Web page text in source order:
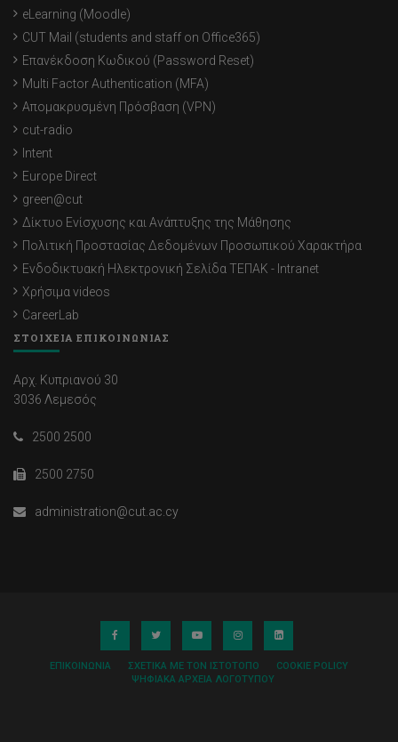
eLearning (Moodle)
CUT Mail (students and staff on Office365)
Επανέκδοση Κωδικού (Password Reset)
Multi Factor Authentication (MFA)
Απομακρυσμένη Πρόσβαση (VPN)
cut-radio
Intent
Europe Direct
green@cut
Δίκτυο Ενίσχυσης και Ανάπτυξης της Μάθησης
Πολιτική Προστασίας Δεδομένων Προσωπικού Χαρακτήρα
Ενδοδικτυακή Ηλεκτρονική Σελίδα ΤΕΠΑΚ - Intranet
Χρήσιμα videos
CareerLab
ΣΤΟΙΧΕΙΑ ΕΠΙΚΟΙΝΩΝΙΑΣ
Αρχ. Κυπριανού 30
3036 Λεμεσός
2500 2500
2500 2750
administration@cut.ac.cy
ΕΠΙΚΟΙΝΩΝΊΑ ΣΧΕΤΙΚΆ ΜΕ ΤΟΝ ΙΣΤΌΤΟΠΟ
COOKIE POLICY
ΨΗΦΙΑΚΆ ΑΡΧΕΊΑ ΛΟΓΌΤΥΠΟΥ